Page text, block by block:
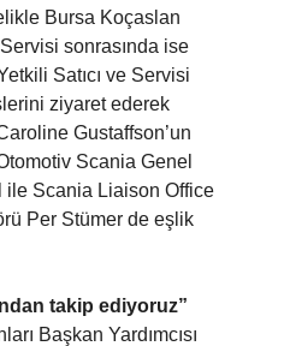
Bursa Koçaslan
sonrasında ise
Satıcı ve Servisi
ziyaret ederek
Gustaffson’un
Scania Genel
ile Scania Liaison Office
Per Stümer de eşlik
takip ediyoruz”
Başkan Yardımcısı